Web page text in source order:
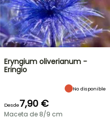
Eryngium oliverianum -
Eringio
No disponible
Desde7,90 €
Maceta de 8/9 cm